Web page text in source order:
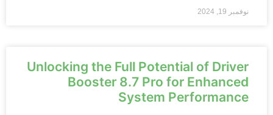
نوفمبر 19, 2024
Unlocking the Full Potential of Driver
Booster 8.7 Pro for Enhanced
System Performance